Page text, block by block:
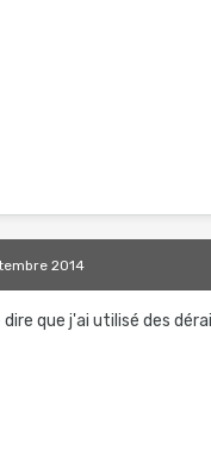
2014
que j'ai utilisé des